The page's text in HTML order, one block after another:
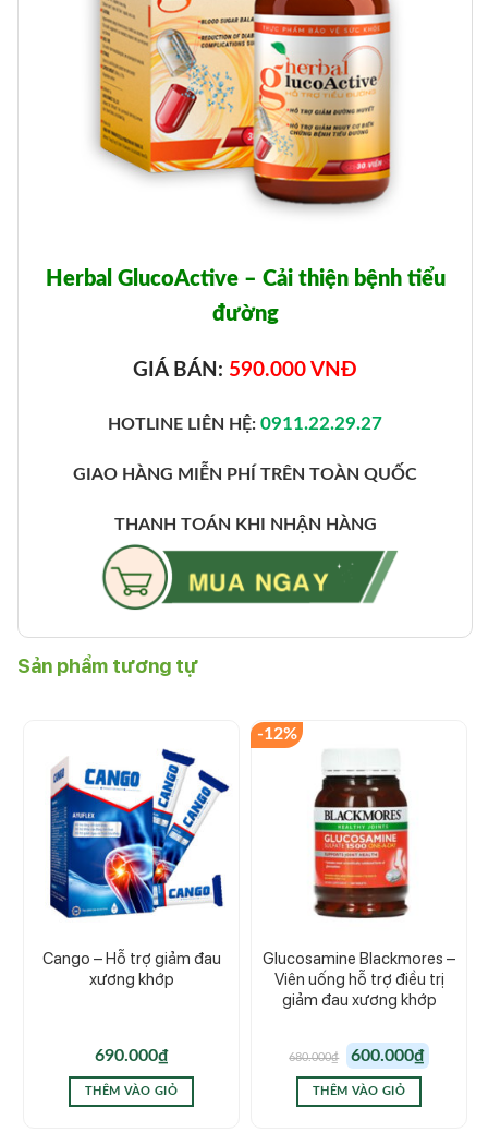
Herbal GlucoActive – Cải thiện bệnh tiểu
đường
GIÁ BÁN: 590.000 VNĐ
HOTLINE LIÊN HỆ: 0911.22.29.27
GIAO HÀNG MIỄN PHÍ TRÊN TOÀN QUỐC
THANH TOÁN KHI NHẬN HÀNG
Sản phẩm tương tự
Cango – Hỗ trợ giảm đau
xương khớp
690.000₫
THÊM VÀO GIỎ
-12%
Glucosamine Blackmores –
Viên uống hỗ trợ điều trị
giảm đau xương khớp
680.000₫
Giá
gốc
là:
680.000₫.
600.000₫ hiện
THÊM VÀO GIỎ